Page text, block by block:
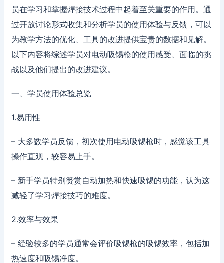
员在学习和掌握焊接技术过程中起着至关重要的作用。通
过开放讨论形式收集和分析学员的使用体验与反馈，可以
为教学方法的优化、工具的改进提供宝贵的数据和见解。
以下内容将综述学员对电动吸锡枪的使用感受、面临的挑
战以及他们提出的改进建议。
一、学员使用体验总览
1.易用性
– 大多数学员反馈，初次使用电动吸锡枪时，感觉该工具
操作直观，较容易上手。
– 新手学员特别赞赏自动加热和快速吸锡的功能，认为这
减轻了学习焊接技巧的难度。
2.效率与效果
– 经验较多的学员通常会评价吸锡枪的吸锡效率，包括加
热速度和吸锡净度。